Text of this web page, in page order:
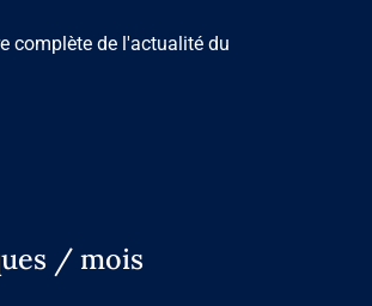
complète de l'actualité du
/ mois